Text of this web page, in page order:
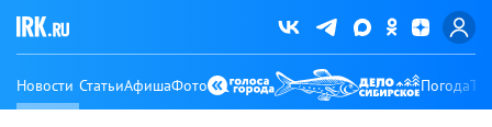
Новости СтатьиАфишаФото Погода